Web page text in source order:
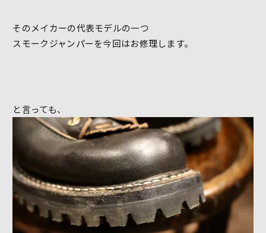
そのメイカーの代表モデルの一つ
スモークジャンパーを今回はお修理します。
と言っても、